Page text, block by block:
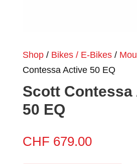
Shop/ Bikes / E-Bikes/
Contessa Active 50 EQ
Scott Contessa
50 EQ
CHF 679.00